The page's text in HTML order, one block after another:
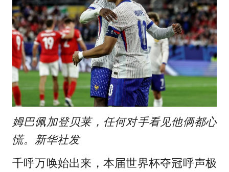
姆巴佩加登贝莱，任何对手看见他俩都心
慌。新华社发
千呼万唤始出来，本届世界杯夺冠呼声极